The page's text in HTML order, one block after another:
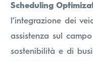
Scheduling
l’integrazione dei
assistenza sul
sostenibilità e di